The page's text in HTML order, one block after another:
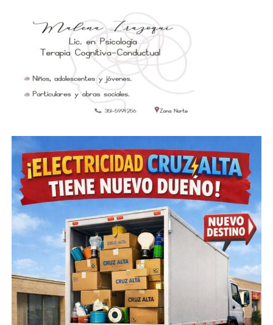
Hasta la fecha en los controles de acceso provincial,
se efectuó un total de 48.300 test serológicos.
PUEBLOS Y CIUDADES CON CONTAGIADOS
En cuanto a los datos del lugar de residencia de los
casos positivos en la provincia, hoy no se sumaron
nuevas localidades a la lista de municipios y
coronavirus, por lo cual el número sigue siendo de
194, un 45,43% del total que hay en la provincia.
La lista de lugares con contagios lo encabeza
Córdoba capital con 5599 contagios, un 44,63% de los
infectados, en tanto 6920 pertenecen al interior de
la provincia, un 55,15% y 28 no residen en el
territorio provincial, un 0,22%.
Aquí podes consultar la lista de pueblos y
ciudades que han tenido y tienen personas
contagiadas con coronavirus:
Localidades-
09.09.20